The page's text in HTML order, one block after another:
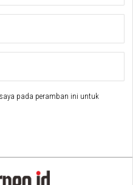
pada peramban ini untuk